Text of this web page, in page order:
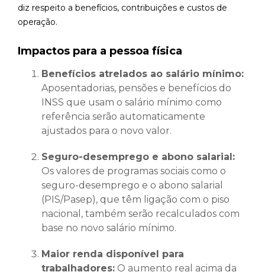
diz respeito a benefícios, contribuições e custos de
operação.
Impactos para a pessoa física
Benefícios atrelados ao salário mínimo:
Aposentadorias, pensões e benefícios do
INSS que usam o salário mínimo como
referência serão automaticamente
ajustados para o novo valor.
Seguro-desemprego e abono salarial:
Os valores de programas sociais como o
seguro-desemprego e o abono salarial
(PIS/Pasep), que têm ligação com o piso
nacional, também serão recalculados com
base no novo salário mínimo.
Maior renda disponível para
trabalhadores: O aumento real acima da